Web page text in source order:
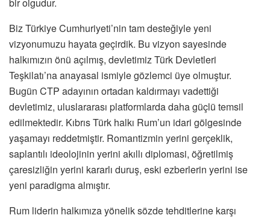
Biz Türkiye Cumhuriyeti’nin tam desteğiyle yeni
vizyonumuzu hayata geçirdik. Bu vizyon sayesinde
halkımızın önü açılmış, devletimiz Türk Devletleri
Teşkilatı’na anayasal ismiyle gözlemci üye olmuştur.
Bugün CTP adayının ortadan kaldırmayı vadettiği
devletimiz, uluslararası platformlarda daha güçlü temsil
edilmektedir. Kıbrıs Türk halkı Rum’un idari gölgesinde
yaşamayı reddetmiştir. Romantizmin yerini gerçeklik,
saplantılı ideolojinin yerini akıllı diplomasi, öğretilmiş
çaresizliğin yerini kararlı duruş, eski ezberlerin yerini ise
yeni paradigma almıştır.
Rum liderin halkımıza yönelik sözde tehditlerine karşı